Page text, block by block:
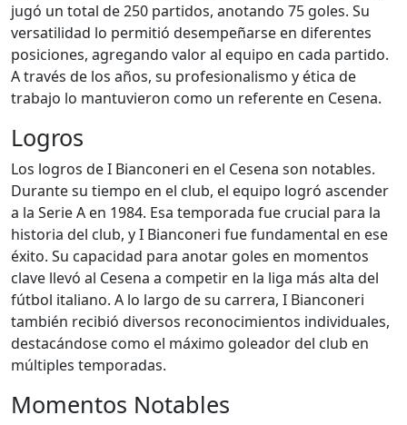
jugó un total de 250 partidos, anotando 75 goles. Su
versatilidad lo permitió desempeñarse en diferentes
posiciones, agregando valor al equipo en cada partido.
A través de los años, su profesionalismo y ética de
trabajo lo mantuvieron como un referente en Cesena.
Logros
Los logros de I Bianconeri en el Cesena son notables.
Durante su tiempo en el club, el equipo logró ascender
a la Serie A en 1984. Esa temporada fue crucial para la
historia del club, y I Bianconeri fue fundamental en ese
éxito. Su capacidad para anotar goles en momentos
clave llevó al Cesena a competir en la liga más alta del
fútbol italiano. A lo largo de su carrera, I Bianconeri
también recibió diversos reconocimientos individuales,
destacándose como el máximo goleador del club en
múltiples temporadas.
Momentos Notables